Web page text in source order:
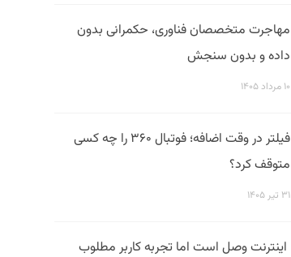
مهاجرت متخصصان فناوری، حکمرانی بدون
داده و بدون سنجش
۱۰ مرداد ۱۴۰۵
فیلتر در وقت اضافه؛ فوتبال ۳۶۰ را چه کسی
متوقف کرد؟
۳۱ تیر ۱۴۰۵
اینترنت وصل است اما تجربه کاربر مطلوب